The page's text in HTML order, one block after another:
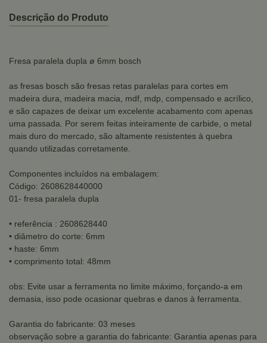
Descrição do Produto
Fresa paralela dupla ø 6mm bosch
as fresas bosch são fresas retas paralelas para cortes em
madeira dura, madeira macia, mdf, mdp, compensado e acrílico,
e são capazes de deixar um excelente acabamento com apenas
uma passada. Por serem feitas inteiramente de carbide, o metal
mais duro do mercado, são altamente resistentes à quebra
quando utilizadas corretamente.
Componentes incluídos na embalagem:
Código: 2608628440000
01- fresa paralela dupla
• referência : 2608628440
• diâmetro do corte: 6mm
• haste: 6mm
• comprimento total: 48mm
obs: Evite usar a ferramenta no limite máximo, forçando-a em
demasia, isso pode ocasionar quebras e danos à ferramenta.
Garantia do fabricante: 03 meses
observação sobre a garantia do fabricante: Garantia apenas para